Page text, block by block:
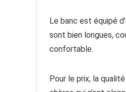
Le banc est équipé
sont bien longues,
confortable.
Pour le prix, la